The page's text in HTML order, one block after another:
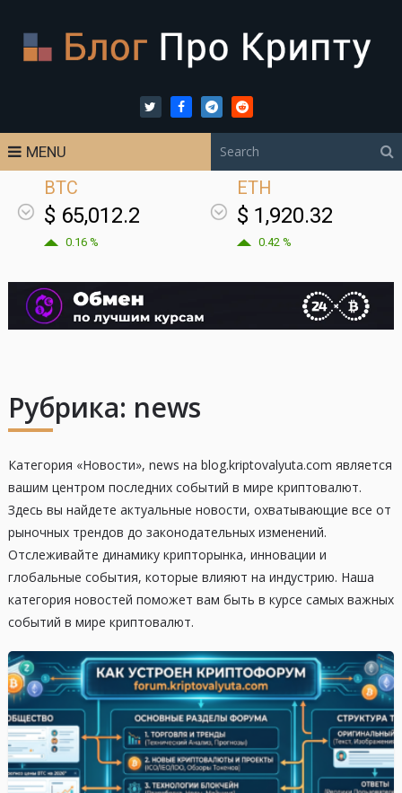
MENU
BTC
$ 65,012.2
0.16 %
ETH
$ 1,920.32
0.42 %
Рубрика: news
Категория «Новости», news на blog.kriptovalyuta.com является
вашим центром последних событий в мире криптовалют.
Здесь вы найдете актуальные новости, охватывающие все от
рыночных трендов до законодательных изменений.
Отслеживайте динамику крипторынка, инновации и
глобальные события, которые влияют на индустрию. Наша
категория новостей поможет вам быть в курсе самых важных
событий в мире криптовалют.